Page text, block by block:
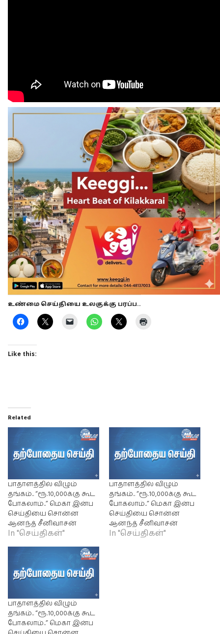
உண்மை செய்தியை உலகுக்கு பரப்ப..
Like this:
Related
பாதாளத்தில் விழும்
தங்கம்.. “ரூ.10,000க்கு கூட
போகலாம்..” மெகா இன்ப
செய்தியை சொன்ன
ஆனந்த் சீனிவாசன்
In "செய்திகள்"
பாதாளத்தில் விழும்
தங்கம்.. “ரூ.10,000க்கு கூட
போகலாம்..” மெகா இன்ப
செய்தியை சொன்ன
ஆனந்த் சீனிவாசன்
In "செய்திகள்"
பாதாளத்தில் விழும்
தங்கம்.. “ரூ.10,000க்கு கூட
போகலாம்..” மெகா இன்ப